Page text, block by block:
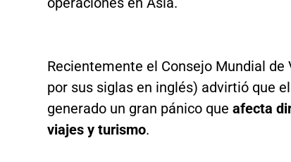
Recientemente el Consejo Mundial de
por sus siglas en inglés) advirtió que
generado un gran pánico que afecta
viajes y turismo.